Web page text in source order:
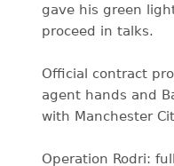
gave his green
proceed in talks.
Official contract
agent hands and
with Manchester
Operation Rodri: